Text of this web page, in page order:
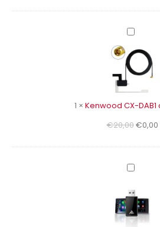
functie
Inclusief
DAB+
antenne
en
Kenwood
DAB1
antenne
1 × Kenwood CX-
€20,00€0,00
AutoSky
8
-